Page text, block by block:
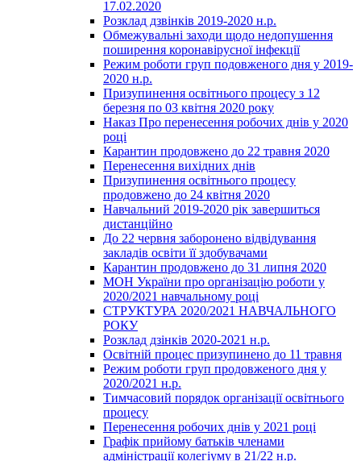
17.02.2020
Розклад дзвінків 2019-2020 н.р.
Обмежувальні заходи щодо недопушення
поширення коронавірусної інфекції
Режим роботи груп подовженого дня у 2019-
2020 н.р.
Призупинення освітнього процесу з 12
березня по 03 квітня 2020 року
Наказ Про перенесення робочих днів у 2020
році
Карантин продовжено до 22 травня 2020
Перенесення вихідних днів
Призупинення освітнього процесу
продовжено до 24 квітня 2020
Навчальний 2019-2020 рік завершиться
дистанційно
До 22 червня заборонено відвідування
закладів освіти її здобувачами
Карантин продовжено до 31 липня 2020
МОН України про організацію роботи у
2020/2021 навчальному році
СТРУКТУРА 2020/2021 НАВЧАЛЬНОГО
РОКУ
Розклад дзінків 2020-2021 н.р.
Освітній процес призупинено до 11 травня
Режим роботи груп продовженого дня у
2020/2021 н.р.
Тимчасовий порядок організації освітнього
процесу
Перенесення робочих днів у 2021 році
Графік прийому батьків членами
адміністрації колегіуму в 21/22 н.р.